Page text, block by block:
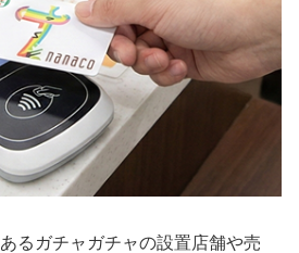
るガチャガチャの設置店舗や売